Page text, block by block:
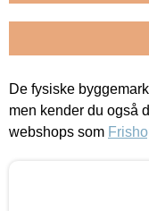
De fysiske
men kender du også
webshops som